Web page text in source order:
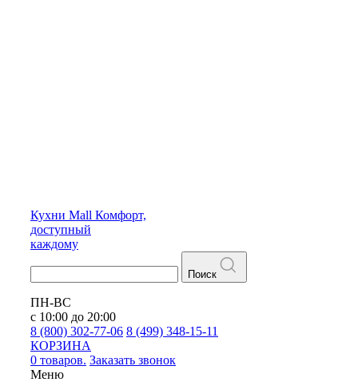
Кухни Mall Комфорт,
доступный
каждому
Поиск
ПН-ВС
с 10:00 до 20:00
8 (800) 302-77-06 8 (499) 348-15-11
КОРЗИНА
0 товаров. Заказать звонок
Меню